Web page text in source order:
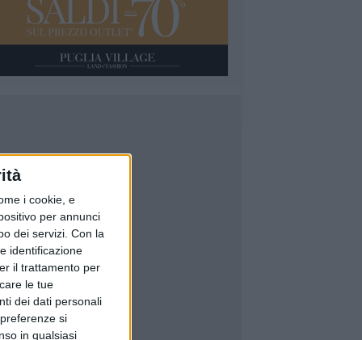
i cookie, e
per annunci
dei servizi. Con la
identificazione
il trattamento per
le tue
dei dati personali
si
in qualsiasi